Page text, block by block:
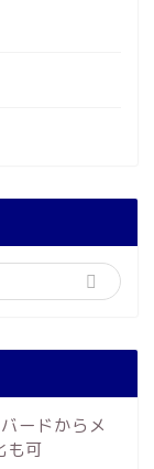
ードからメ
も可